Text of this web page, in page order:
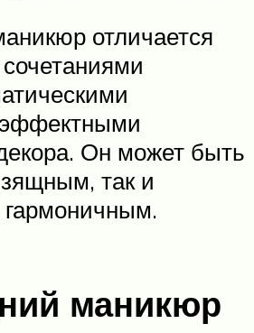
отличается
Он может быть
так и
маникюр